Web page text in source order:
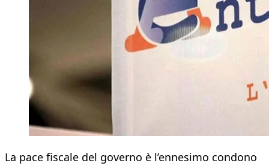
La pace fiscale del governo è l’ennesimo condono